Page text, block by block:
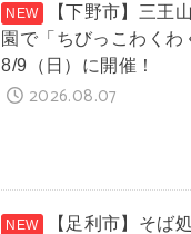
【下野市】三王
園で「ちびっこわくわ
8/9（日）に開催！
2026.08.07
【足利市】そば